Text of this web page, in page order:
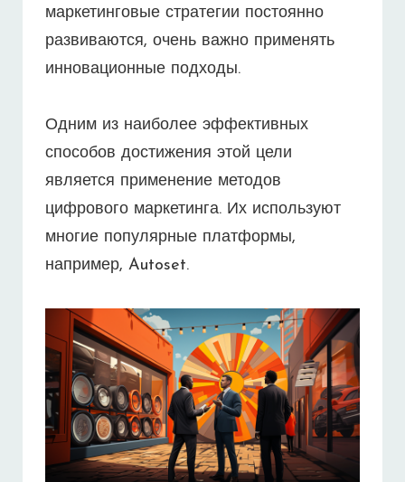
маркетинговые стратегии постоянно
развиваются, очень важно применять
инновационные подходы.
Одним из наиболее эффективных
способов достижения этой цели
является применение методов
цифрового маркетинга. Их используют
многие популярные платформы,
например, Autoset.